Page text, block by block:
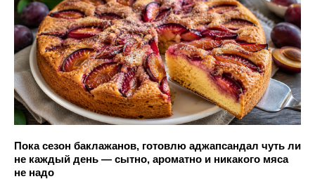
Пока сезон баклажанов, готовлю аджапсандал чуть ли
не каждый день — сытно, ароматно и никакого мяса
не надо